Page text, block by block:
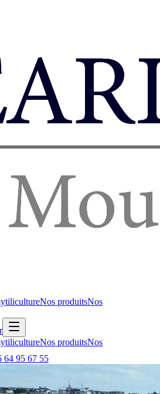
Nos produitsNos
Nos produitsNos
64 95 67 55